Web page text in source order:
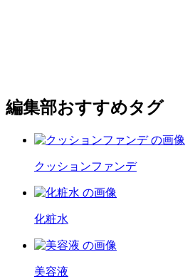
編集部おすすめタグ
クッションファンデ
化粧水
美容液